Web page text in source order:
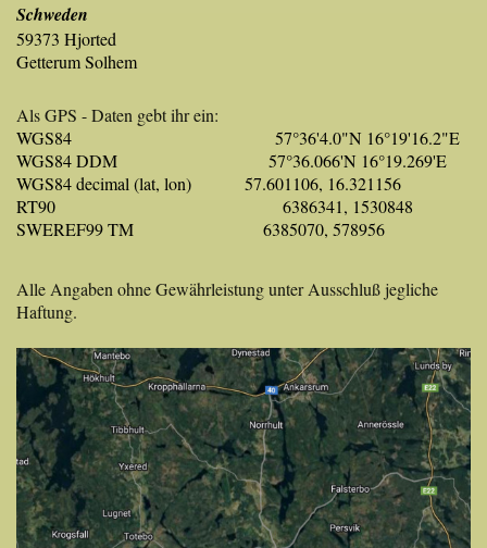
Schweden
59373 Hjorted
Getterum Solhem
Als GPS - Daten gebt ihr ein:
WGS84 57°36'4.0"N 16°19'16.2"E
WGS84 DDM 57°36.066'N 16°19.269'E
WGS84 decimal (lat, lon) 57.601106, 16.321156
RT90 6386341, 1530848
SWEREF99 TM 6385070, 578956
Alle Angaben ohne Gewährleistung unter Ausschluß jegliche
Haftung.